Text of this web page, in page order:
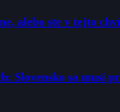
alebo ste v tejto
Slovensko sa